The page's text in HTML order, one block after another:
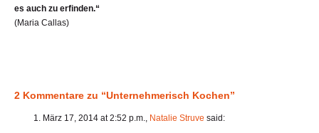
es auch zu erfinden.“
(Maria Callas)
2 Kommentare zu “Unternehmerisch Kochen”
März 17, 2014 at 2:52 p.m., Natalie Struve said: